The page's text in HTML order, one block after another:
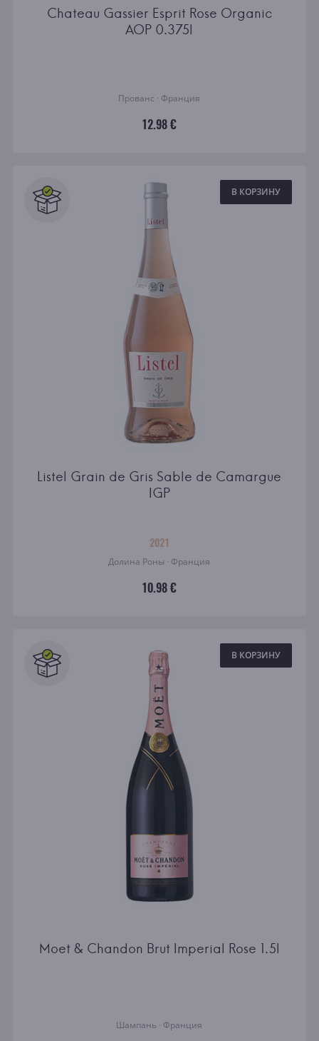
Chateau Gassier Esprit Rose Organic
AOP 0.375l
Прованс · Франция
12.98 €
В КОРЗИНУ
Listel Grain de Gris Sable de Camargue
IGP
2021
Долина Роны · Франция
10.98 €
В КОРЗИНУ
Moet & Chandon Brut Imperial Rose 1.5l
Шампань · Франция